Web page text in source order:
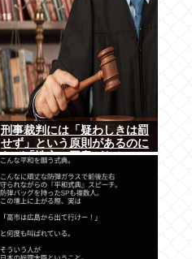
刑事裁判には「疑わしきは罰
せず」という原則があるのに
なぜ「性交の同意がなかっ
もので有罪になるの？